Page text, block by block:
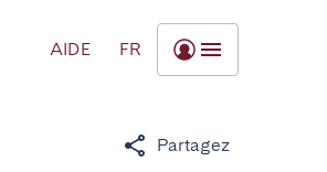
AIDE FR
Partagez